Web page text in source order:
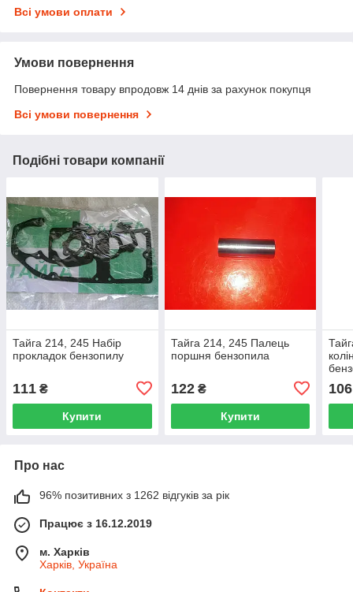
Всі умови оплати
Умови повернення
Повернення товару впродовж 14 днів за рахунок покупця
Всі умови повернення
Подібні товари компанії
Тайга 214, 245 Набір
прокладок бензопилу
111 ₴
Купити
Тайга 214, 245 Палець
поршня бензопила
122₴
Купити
106
Про нас
96% позитивних з 1262 відгуків за рік
Працює з 16.12.2019
м. Харків
Харків, Україна